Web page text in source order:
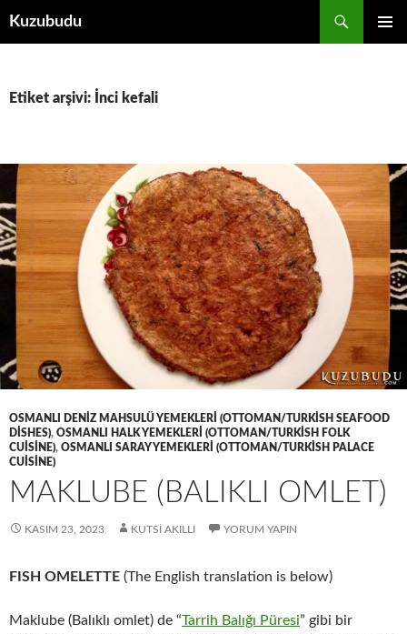
Kuzubudu
Etiket arşivi: İnci kefali
OSMANLI DENIZ MAHSULÜ YEMEKLERI (OTTOMAN/TURKISH SEAFOOD
DISHES), OSMANLI HALK YEMEKLERI (OTTOMAN/TURKISH FOLK
CUISINE), OSMANLI SARAY YEMEKLERI (OTTOMAN/TURKISH PALACE
CUISINE)
MAKLUBE (BALIKLI OMLET)
KASIM 23, 2023 KUTSI AKILLI YORUM YAPIN
FISH OMELETTE (The English translation is below)
Maklube (Balıklı omlet) de “Tarrih Balığı Püresi” gibi bir